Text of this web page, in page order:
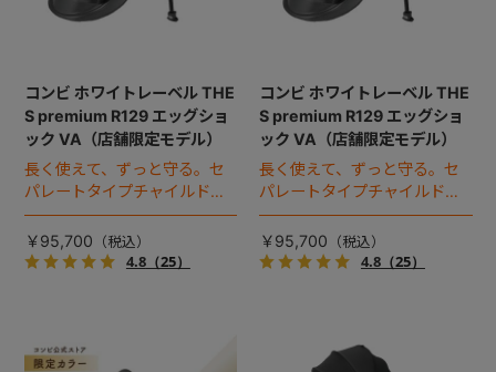
コンビ ホワイトレーベル THE
S premium R129 エッグショ
ック VA（店舗限定モデル）
長く使えて、ずっと守る。セ
パレートタイプチャイルドシ
ートのロングユースモデル。
￥95,700
4.8（25）
コンビ ホワイトレーベル THE
S premium R129 エッグショ
ック VA（店舗限定モデル）
長く使えて、ずっと守る。セ
パレートタイプチャイルドシ
ートのロングユースモデル。
￥95,700
4.8（25）